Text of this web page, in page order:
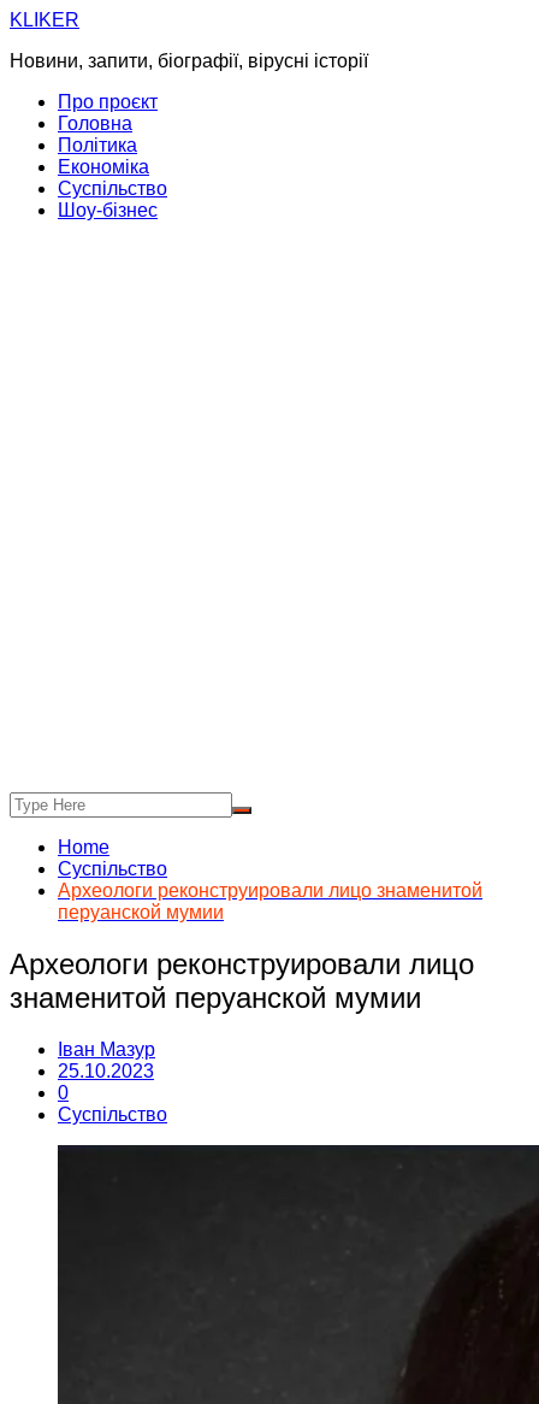
Skip
content
KLIKER
Новини, запити, біографії, вірусні історії
Про проєкт
Головна
Політика
Економіка
Суспільство
Шоу-бізнес
Home
Суспільство
Археологи реконструировали лицо знаменитой
перуанской мумии
Археологи реконструировали лицо
знаменитой перуанской мумии
Іван Мазур
25.10.2023
0
Суспільство